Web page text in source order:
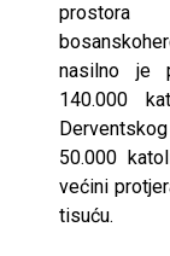
nasilno je
140.000
50.000
većini
tisuću.